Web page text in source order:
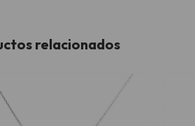
relacionados